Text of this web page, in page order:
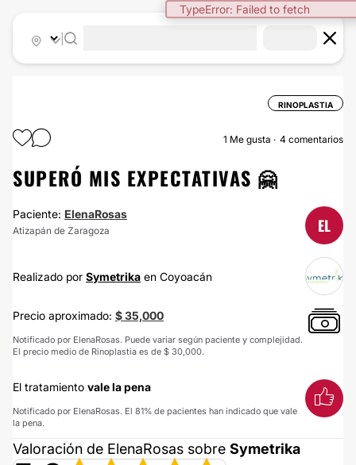
TypeError: Failed to fetch
RINOPLASTIA
1 Me gusta 4 comentarios
SUPERÓ MIS EXPECTATIVAS 🤗
Paciente: ElenaRosas
Atizapán de Zaragoza EL
Realizado por Symetrika en Coyoacán
Precio aproximado: $ 35,000
Notificado por ElenaRosas. Puede variar según paciente y complejidad.
El precio medio de Rinoplastia es de $ 30,000.
El tratamiento vale la pena
Notificado por ElenaRosas. El 81% de pacientes han indicado que vale
la pena.
Valoración de ElenaRosas sobre Symetrika